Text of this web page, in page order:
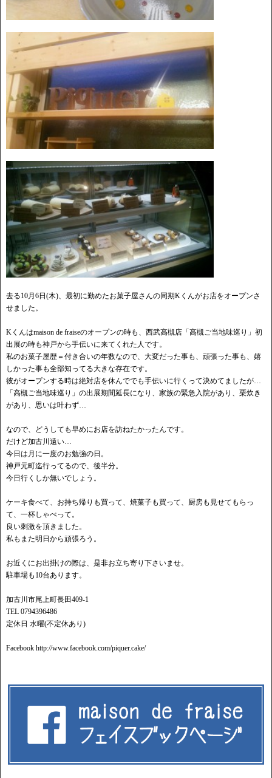
去る10月6日(木)、最初に勤めたお菓子屋さんの同期Kくんがお店をオープンさ
せました。
Kくんはmaison de fraiseのオープンの時も、西武高槻店「高槻ご当地味巡り」初
出展の時も神戸から手伝いに来てくれた人です。
私のお菓子屋歴＝付き合いの年数なので、大変だった事も、頑張った事も、嬉
しかった事も全部知ってる大きな存在です。
彼がオープンする時は絶対店を休んででも手伝いに行くって決めてましたが…
「高槻ご当地味巡り」の出展期間延長になり、家族の緊急入院があり、栗炊き
があり、思いは叶わず…
なので、どうしても早めにお店を訪ねたかったんです。
だけど加古川遠い…
今日は月に一度のお勉強の日。
神戸元町迄行ってるので、後半分。
今日行くしか無いでしょう。
ケーキ食べて、お持ち帰りも買って、焼菓子も買って、厨房も見せてもらっ
て、一杯しゃべって。
良い刺激を頂きました。
私もまた明日から頑張ろう。
お近くにお出掛けの際は、是非お立ち寄り下さいませ。
駐車場も10台あります。
加古川市尾上町長田409-1
TEL 0794396486
定休日 水曜(不定休あり)
Facebook http://www.facebook.com/piquer.cake/